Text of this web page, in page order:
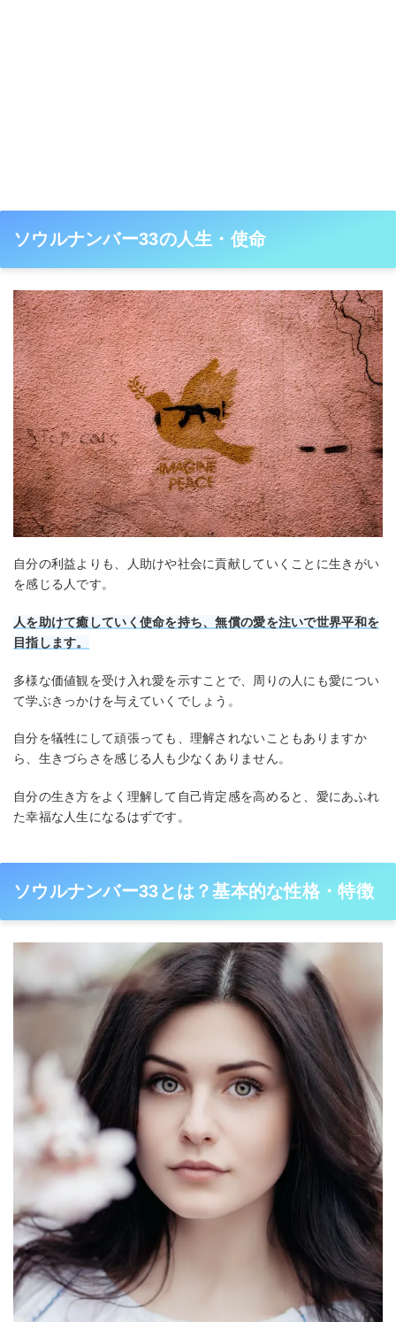
ソウルナンバー33の人生・使命
自分の利益よりも、人助けや社会に貢献していくことに生きがい
を感じる人です。
人を助けて癒していく使命を持ち、無償の愛を注いで世界平和を
目指します。
多様な価値観を受け入れ愛を示すことで、周りの人にも愛につい
て学ぶきっかけを与えていくでしょう。
自分を犠牲にして頑張っても、理解されないこともありますか
ら、生きづらさを感じる人も少なくありません。
自分の生き方をよく理解して自己肯定感を高めると、愛にあふれ
た幸福な人生になるはずです。
ソウルナンバー33とは？基本的な性格・特徴